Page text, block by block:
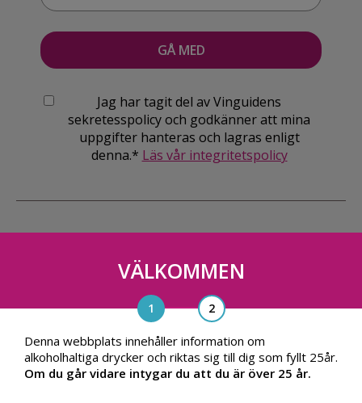
Jag har tagit del av Vinguidens
sekretesspolicy och godkänner att mina
uppgifter hanteras och lagras enligt
denna.* Läs vår integritetspolicy
Vinguiden Nordic AB
Blasieholmsgatan 4A, 111 48, Stockholm
info@vinguiden.com
VÄLKOMMEN
Denna webbplats innehåller information om
alkoholhaltiga drycker och riktas sig till dig som fyllt 25år.
Om du går vidare intygar du att du är över 25 år.